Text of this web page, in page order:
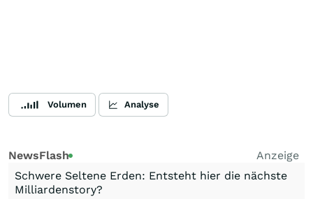
Volumen Analyse
NewsFlash
Anzeige
Schwere Seltene Erden: Entsteht hier die nächste
Milliardenstory?